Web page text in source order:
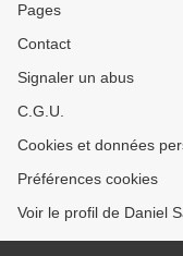
Pages
Contact
Signaler un abus
C.G.U.
Cookies et données
Préférences cookies
Voir le profil de Daniel